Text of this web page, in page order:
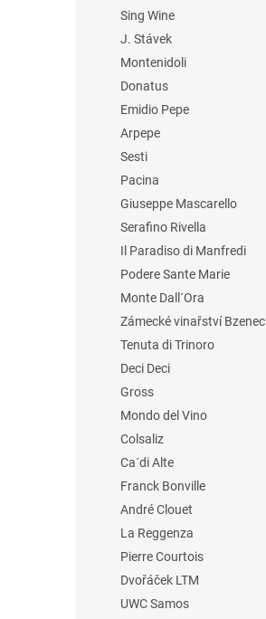
Sing Wine
J. Stávek
Montenidoli
Donatus
Emidio Pepe
Arpepe
Sesti
Pacina
Giuseppe Mascarello
Serafino Rivella
Il Paradiso di Manfredi
Podere Sante Marie
Monte Dall´Ora
Zámecké vinařství Bzenec
Tenuta di Trinoro
Deci Deci
Gross
Mondo del Vino
Colsaliz
Ca´di Alte
Franck Bonville
André Clouet
La Reggenza
Pierre Courtois
Dvořáček LTM
UWC Samos